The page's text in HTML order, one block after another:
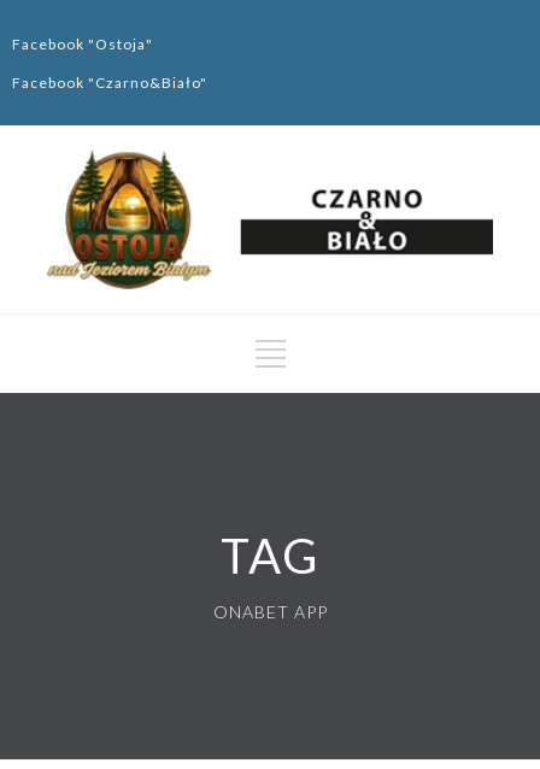
Facebook "Ostoja"
Facebook "Czarno&Biało"
TAG
ONABET APP